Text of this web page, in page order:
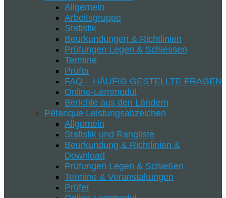
Allgemein
Arbeitsgruppe
Statistik
Beurkundungen & Richtlinien
Prüfungen Legen & Schiessen
Termine
Prüfer
FAQ – HÄUFIG GESTELLTE FRAGEN
Online-Lernmodul
Berichte aus den Ländern
Pétanque Leistungsabzeichen
Allgemein
Statistik und Rangliste
Beurkundung & Richtlinien &
Download
Prüfungen Legen & Schießen
Termine & Veranstaltungen
Prüfer